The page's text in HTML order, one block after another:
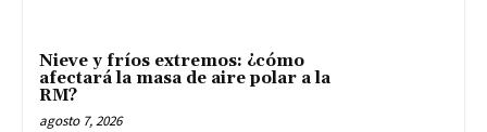
Nieve y fríos extremos: ¿cómo
afectará la masa de aire polar a la
RM?
agosto 7, 2026